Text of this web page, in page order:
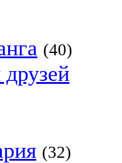
(40)
(32)